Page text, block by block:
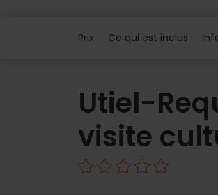
Prix Ce qui est inclus
Utiel-
visite